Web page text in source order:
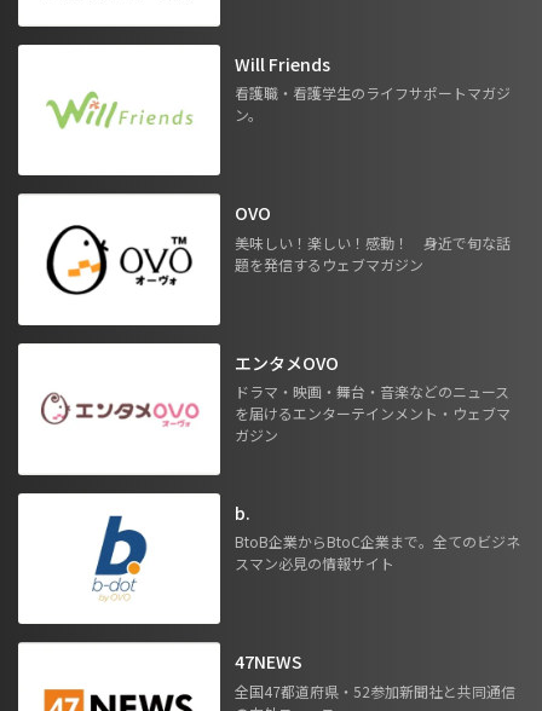
Will Friends
看護職・看護学生のライフサポートマガジ
ン。
OVO
美味しい！楽しい！感動！ 身近で旬な話
題を発信するウェブマガジン
エンタメOVO
ドラマ・映画・舞台・音楽などのニュース
を届けるエンターテインメント・ウェブマ
ガジン
b.
BtoB企業からBtoC企業まで。全てのビジネ
スマン必見の情報サイト
47NEWS
全国47都道府県・52参加新聞社と共同通信